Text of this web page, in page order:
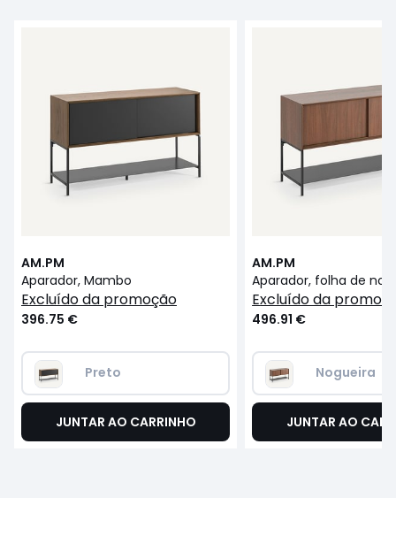
AM.PM
Aparador, Mambo
excluído da promoção
396.75 €
Preto
JUNTAR AO CARRINHO
AM.PM
excluído da
496.91 €
Nogueira
JUNTAR AO